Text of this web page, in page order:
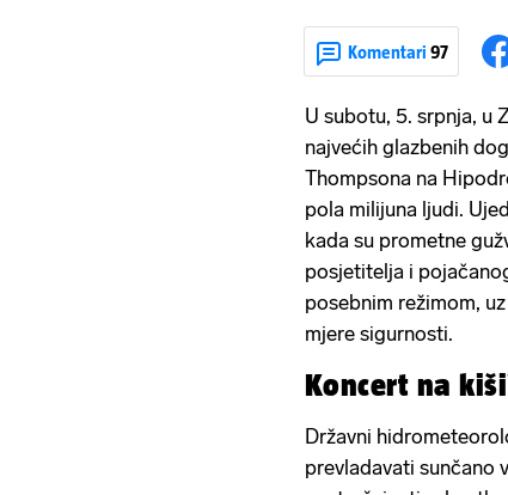
Komentari 97
U subotu, 5. srpnja, u
najvećih glazbenih
Thompsona na
pola milijuna ljudi.
kada su prometne
posjetitelja i
posebnim režimom,
mjere sigurnosti.
Koncert na
Državni
prevladavati sunčano